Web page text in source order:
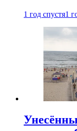
1 год спустя1